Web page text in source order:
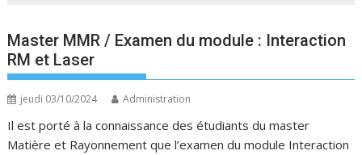
Master MMR / Examen du module : Interaction
RM et Laser
jeudi 03/10/2024 Administration
Il est porté à la connaissance des étudiants du master
Matière et Rayonnement que l’examen du module Interaction